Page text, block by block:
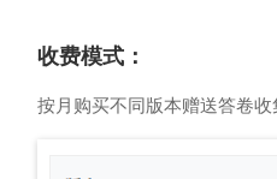
收费模式：
按月购买不同版本赠送答卷